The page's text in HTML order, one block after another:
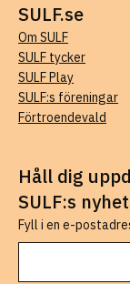
SULF.se
Om SULF
SULF tycker
SULF Play
SULF:s föreningar
Förtroendevald
Håll dig
SULF:s
Fyll i en e-